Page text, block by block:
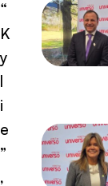
“
K
y
l
i
e
”
,